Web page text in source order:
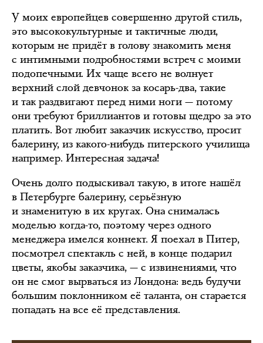
У моих европейцев совершенно другой стиль,
это высококультурные и тактичные люди,
которым не придёт в голову знакомить меня
с интимными подробностями встреч с моими
подопечными. Их чаще всего не волнует
верхний слой девчонок за косарь-два, такие
и так раздвигают перед ними ноги — потому
они требуют бриллиантов и готовы щедро за это
платить. Вот любит заказчик искусство, просит
балерину, из какого-нибудь питерского училища
например. Интересная задача!
Очень долго подыскивал такую, в итоге нашёл
в Петербурге балерину, серьёзную
и знаменитую в их кругах. Она снималась
моделью когда-то, поэтому через одного
менеджера имелся коннект. Я поехал в Питер,
посмотрел спектакль с ней, в конце подарил
цветы, якобы заказчика, — с извинениями, что
он не смог вырваться из Лондона: ведь будучи
большим поклонником её таланта, он старается
попадать на все её представления.